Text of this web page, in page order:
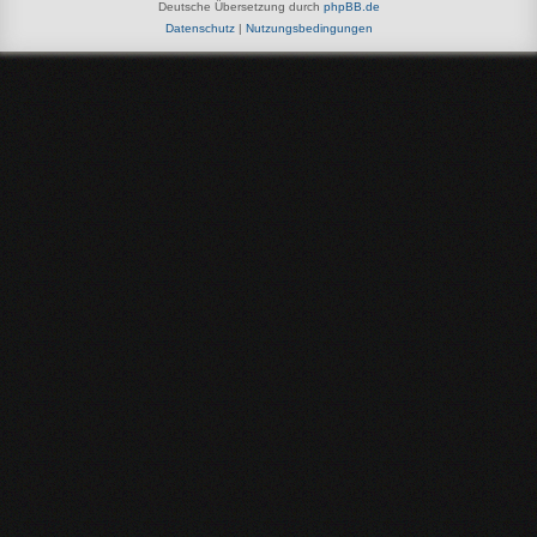
Deutsche Übersetzung durch phpBB.de
Datenschutz| Nutzungsbedingungen